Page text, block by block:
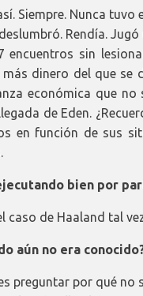
Siempre. Nunca
Rendía.
encuentros sin
dinero del que se
económica que
de Eden.
en función de sus
bien por
caso de Haaland tal
aún no era
preguntar por qué